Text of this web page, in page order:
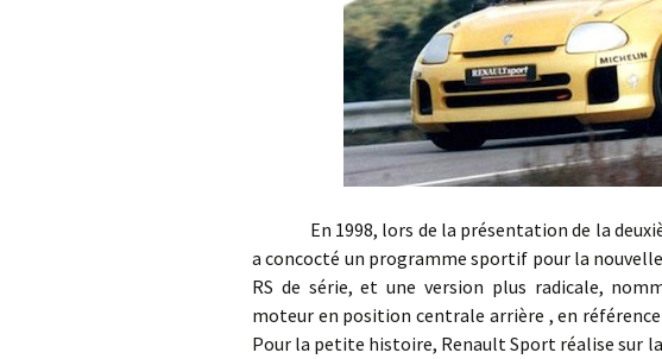
En 1998, lors de la présentation de la
a concocté un programme sportif pour la
RS de série, et une version plus radicale,
moteur en position centrale arrière , en référence
Pour la petite histoire, Renault Sport réalise sur